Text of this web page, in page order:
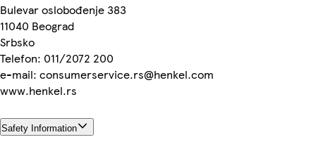
Bulevar oslobođenje 383
11040 Beograd
Srbsko
Telefon: 011/2072 200
e-mail: consumerservice.rs@henkel.com
www.henkel.rs
Safety Information